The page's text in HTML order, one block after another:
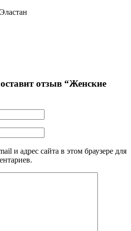
отзыв “Женские
и адрес сайта в этом браузере для